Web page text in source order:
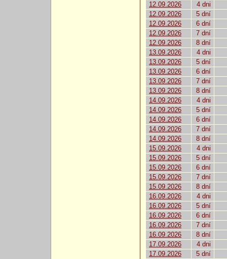
12.09.2026
4 dni
12.09.2026
5 dní
12.09.2026
6 dní
12.09.2026
7 dní
12.09.2026
8 dní
13.09.2026
4 dni
13.09.2026
5 dní
13.09.2026
6 dní
13.09.2026
7 dní
13.09.2026
8 dní
14.09.2026
4 dni
14.09.2026
5 dní
14.09.2026
6 dní
14.09.2026
7 dní
14.09.2026
8 dní
15.09.2026
4 dni
15.09.2026
5 dní
15.09.2026
6 dní
15.09.2026
7 dní
15.09.2026
8 dní
16.09.2026
4 dni
16.09.2026
5 dní
16.09.2026
6 dní
16.09.2026
7 dní
16.09.2026
8 dní
17.09.2026
4 dni
17.09.2026
5 dní